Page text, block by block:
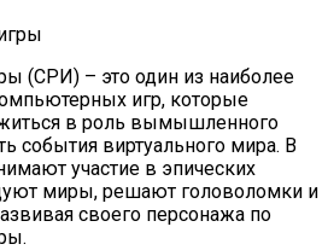
(СРИ) – это один из наиболее
игр, которые
в роль вымышленного
события виртуального мира. В
участие в эпических
миры, решают головоломки и
своего персонажа по